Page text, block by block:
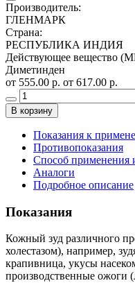
Производитель:
ГЛЕНМАРК
Страна:
РЕСПУБЛИКА ИНДИЯ
Действующее вещество
Диметинден
от 555.00 р. от 617.00 р.
В корзину
Показания к
Противопоказания
Способ применения
Аналоги
Подробное описание
Показания
Кожный зуд различного
холестазом), например,
крапивница, укусы
производственные ожоги